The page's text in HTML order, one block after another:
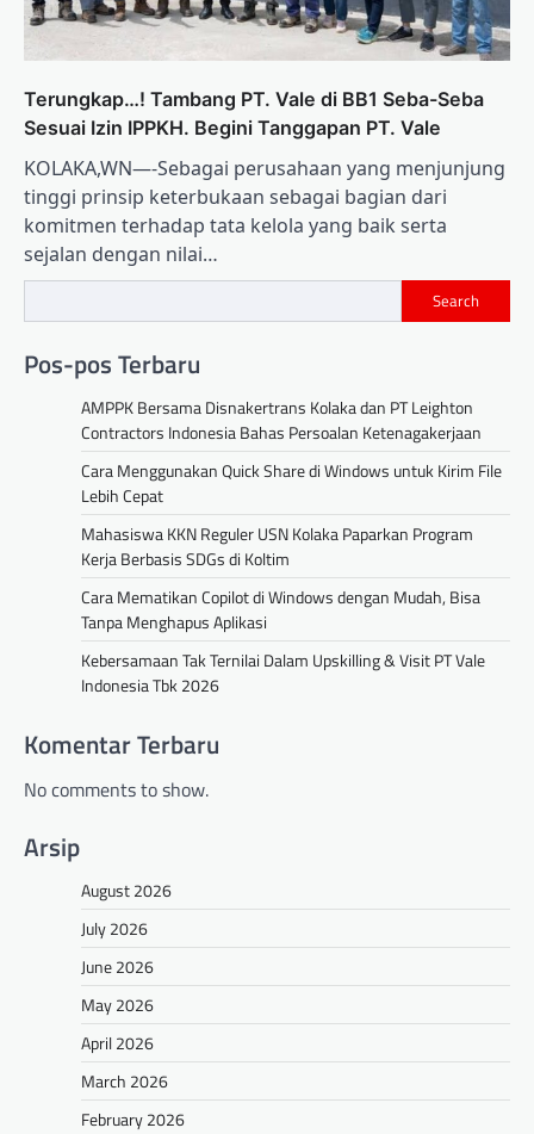
Terungkap…! Tambang PT. Vale di BB1 Seba-Seba
Sesuai Izin IPPKH. Begini Tanggapan PT. Vale
KOLAKA,WN—-Sebagai perusahaan yang menjunjung
tinggi prinsip keterbukaan sebagai bagian dari
komitmen terhadap tata kelola yang baik serta
sejalan dengan nilai…
Search
Pos-pos Terbaru
AMPPK Bersama Disnakertrans Kolaka dan PT Leighton
Contractors Indonesia Bahas Persoalan Ketenagakerjaan
Cara Menggunakan Quick Share di Windows untuk Kirim File
Lebih Cepat
Mahasiswa KKN Reguler USN Kolaka Paparkan Program
Kerja Berbasis SDGs di Koltim
Cara Mematikan Copilot di Windows dengan Mudah, Bisa
Tanpa Menghapus Aplikasi
Kebersamaan Tak Ternilai Dalam Upskilling & Visit PT Vale
Indonesia Tbk 2026
Komentar Terbaru
No comments to show.
Arsip
August 2026
July 2026
June 2026
May 2026
April 2026
March 2026
February 2026